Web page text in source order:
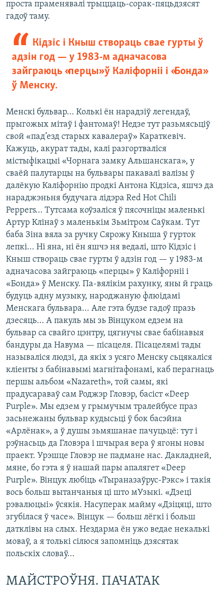
проста праменявалі трыццаць-сорак-пяцьдзясят
гадоў таму.
Кідзіс і Кныш створаць свае гурты ў
адзін год — у 1983-м адначасова
зайграюць «перцы» ў Каліфорніі і «Бонда»
ў Менску.
Менскі бульвар... Колькі ён нарадзіў легендаў,
прыгожых мітаў і фантомаў! Недзе тут разьмясьціў
свой «пад’езд старых кавалераў» Караткевіч.
Кажуць, акурат тады, калі разгортваліся
містыфікацыі «Чорнага замку Альшанскага», у
сваёй палутарцы на бульвары пакавалі валізы ў
далёкую Каліфорнію продкі Антона Кідзіса, яшчэ да
нараджэньня будучага лідэра Red Hot Chili
Peppers... Тутсама коўзаліся ў пясочніцы маленькі
Артур Клінаў з маленькім Зьмітром Саўкам. Тут
баба Зіна вяла за ручку Сярожу Кныша ў гурток
лепкі... Ні яна, ні ён яшчэ ня ведалі, што Кідзіс і
Кныш створаць свае гурты ў адзін год — у 1983-м
адначасова зайграюць «перцы» ў Каліфорніі і
«Бонда» ў Менску. Па-вялікім рахунку, яны й граць
будуць адну музыку, народжаную флюідамі
Менскага бульвара... Але гэта будзе гадоў празь
дзесяць... А пакуль мы зь Вінцуком едзем на
бульвар са свайго цэнтру, цягнучы свае бабінавыя
бандуры да Навума — пісацеля. Пісацелямі тады
называліся людзі, да якіх з усяго Менску сьцякаліся
кліенты з бабінавымі магнітафонамі, каб перагнаць
першы альбом «Nazareth», той самы, які
прадусараваў сам Роджэр Гловэр, басіст «Deep
Purple». Мы едзем у грымучым тралейбусе праз
засьнежаны бульвар кудысьці ў бок басэйна
«Арлёнак», а ў душы зьмяшанае пачуцьцё: тут і
рэўнасьць да Гловэра і шчырая вера ў ягоны новы
праект. Урэшце Гловэр не падмане нас. Дакладней,
мяне, бо гэта я ў нашай пары апалягет «Deep
Purple». Вінцук любіць «Тыраназаўрус-Рэкс» і такія
вось больш вытанчаныя ці што мУзыкі. «Дзеці
рэвалюцыі» ўсякія. Насуперак майму «Дзіцяці, што
згубілася ў часе». Вінцук — больш лёгкі і больш
датклівы на слых. Нездарма ён ужо ведае некалькі
моваў, а я толькі сілюся запомніць дзясятак
польскіх словаў...
МАЙСТРОЎНЯ. ПАЧАТАК